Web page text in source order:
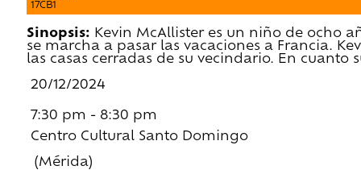
Sinopsis: Kevin McAllister es un niño de ocho
se marcha a pasar las vacaciones a Francia.
las casas cerradas de su vecindario. En
20/12/2024
7:30 pm - 8:30 pm
Centro Cultural Santo Domingo
(Mérida)